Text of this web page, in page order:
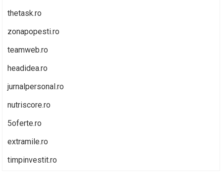
thetask.ro
zonapopesti.ro
teamweb.ro
headidea.ro
jurnalpersonal.ro
nutriscore.ro
5oferte.ro
extramile.ro
timpinvestit.ro